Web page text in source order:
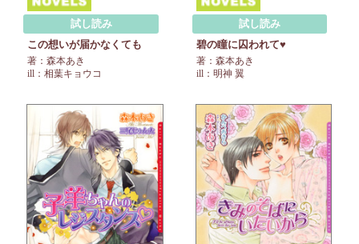
試し読み
この想いが届かなくても
著：森本あき
ill：相葉キョウコ
試し読み
碧の瞳に囚われて♥
著：森本あき
ill：明神 翼